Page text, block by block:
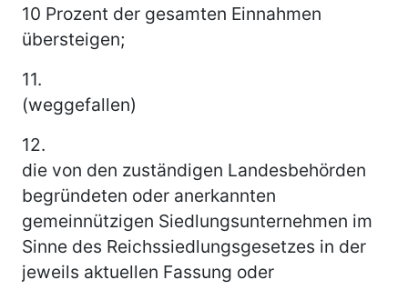
10 Prozent der gesamten Einnahmen
übersteigen;
11.
(weggefallen)
12.
die von den zuständigen Landesbehörden
begründeten oder anerkannten
gemeinnützigen Siedlungsunternehmen im
Sinne des Reichssiedlungsgesetzes in der
jeweils aktuellen Fassung oder